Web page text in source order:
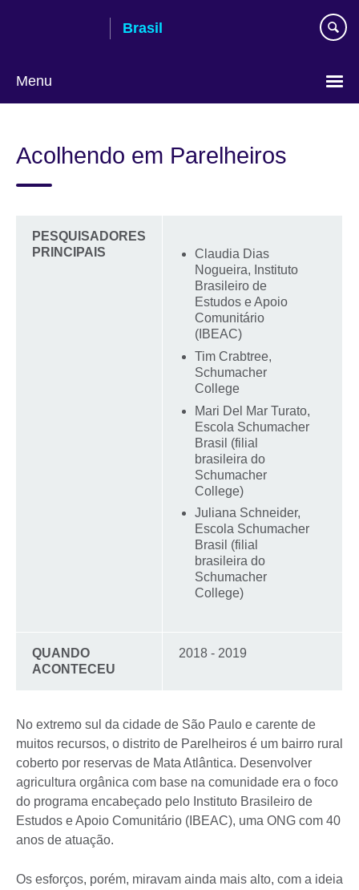
Brasil
Menu
language
Acolhendo em Parelheiros
PESQUISADORES
PRINCIPAIS
Claudia Dias
Nogueira, Instituto
Brasileiro de
Estudos e Apoio
Comunitário
(IBEAC)
Tim Crabtree,
Schumacher
College
Mari Del Mar Turato,
Escola Schumacher
Brasil (filial
brasileira do
Schumacher
College)
Juliana Schneider,
Escola Schumacher
Brasil (filial
brasileira do
Schumacher
College)
QUANDO
ACONTECEU
2018 - 2019
No extremo sul da cidade de São Paulo e carente de
muitos recursos, o distrito de Parelheiros é um bairro rural
coberto por reservas de Mata Atlântica. Desenvolver
agricultura orgânica com base na comunidade era o foco
do programa encabeçado pelo Instituto Brasileiro de
Estudos e Apoio Comunitário (IBEAC), uma ONG com 40
anos de atuação.
Os esforços, porém, miravam ainda mais alto, com a ideia